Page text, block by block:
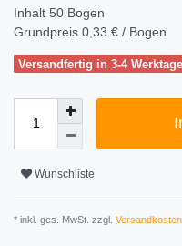
Inhalt 50 Bogen
Grundpreis 0,33 € / Bogen
Versandfertig in 3-4
Wunschliste
* inkl. ges. MwSt. zzgl. Versandkosten